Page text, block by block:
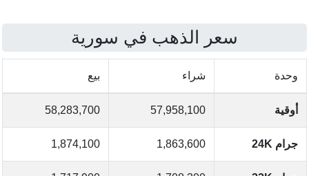
سعر الذهب في سورية
وحدة شراء بيع
أوقية 57,958,100
58,283,700
جرام 24K 1,863,600
1,874,100